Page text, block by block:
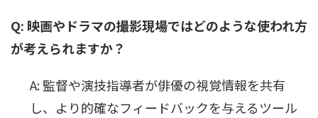
Q: 映画やドラマの撮影現場ではどのような使われ方
が考えられますか？
A: 監督や演技指導者が俳優の視覚情報を共有
し、より的確なフィードバックを与えるツール